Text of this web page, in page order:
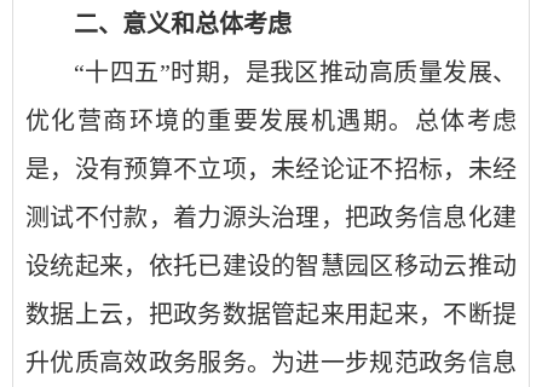
二、意义和总体考虑
“十四五”时期，是我区推动高质量发展、
优化营商环境的重要发展机遇期。总体考虑
是，没有预算不立项，未经论证不招标，未经
测试不付款，着力源头治理，把政务信息化建
设统起来，依托已建设的智慧园区移动云推动
数据上云，把政务数据管起来用起来，不断提
升优质高效政务服务。为进一步规范政务信息